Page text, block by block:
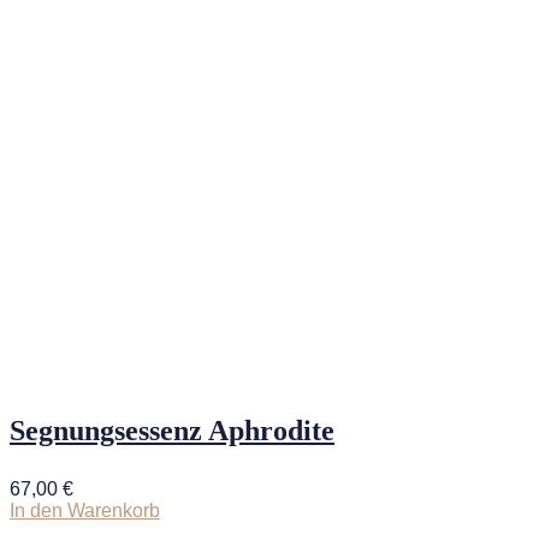
Segnungsessenz Aphrodite
67,00 €
In den Warenkorb